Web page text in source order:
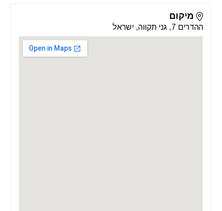
מיקום
ההדרים 7, גני תקווה, ישראל